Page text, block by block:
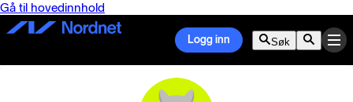
Gå til hovedinnhold
Logg inn Søk